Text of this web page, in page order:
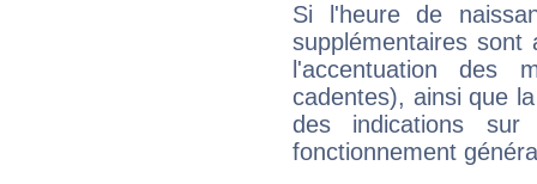
Si l'heure de
supplémentaires sont
l'accentuation des
cadentes), ainsi que
des indications sur
fonctionnement